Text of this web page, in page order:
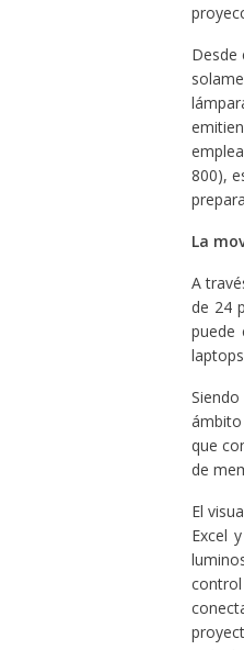
Desde
800),
La
A
de 24
puede
que
de
El
Excel